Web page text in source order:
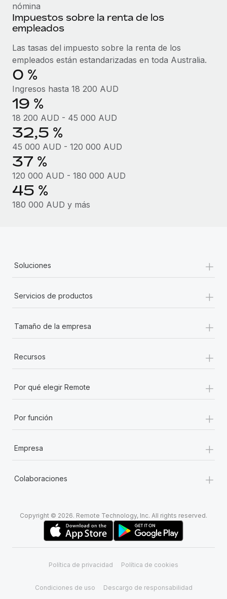
nómina
Impuestos sobre la renta de los
empleados
Las tasas del impuesto sobre la renta de los
empleados están estandarizadas en toda Australia.
0 %
Ingresos hasta 18 200 AUD
19 %
18 200 AUD - 45 000 AUD
32,5 %
45 000 AUD - 120 000 AUD
37 %
120 000 AUD - 180 000 AUD
45 %
180 000 AUD y más
Soluciones +
Servicios de productos +
Tamaño de la empresa +
Recursos +
Por qué elegir Remote +
Por función +
Empresa +
Colaboraciones +
Copyright © 2026. Remote Technology, Inc. All rights reserved.
Política de privacidad Política de cookies
Condiciones de uso Descargo de responsabilidad